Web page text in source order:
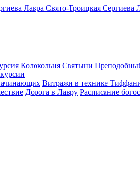
Лавра Свято-Троицкая Сергиева
Колокольня Святыни
Витражи в технике
Дорога в Лавру Расписание